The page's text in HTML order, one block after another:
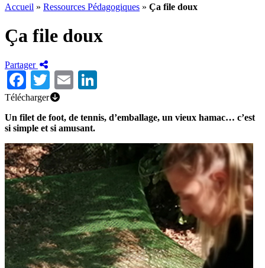
Accueil » Ressources Pédagogiques » Ça file doux
Ça file doux
Partager
Facebook
TwitterEmail
Télécharger
Un filet de foot, de tennis, d’emballage, un vieux hamac… c’est
si simple et si amusant.